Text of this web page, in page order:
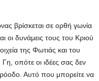
βρίσκεται σε ορθή γωνία
οι δυνάμεις τους του Κριού
της Φωτιάς και του
οπότε οι ιδέες σας δεν
Αυτό που μπορείτε να